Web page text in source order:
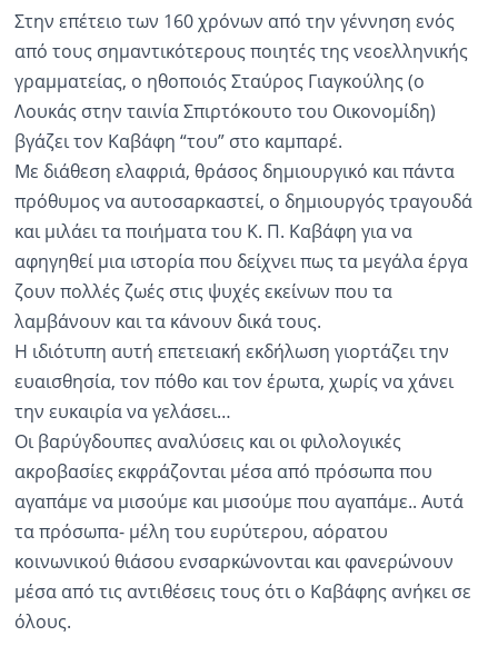
Κόσμος
Ραδιόφωνο
Εκπομπές
Πολιτισμός
Στην επέτειο των 160 χρόνων από την γέννηση ενός
από τους σημαντικότερους ποιητές της νεοελληνικής
γραμματείας, ο ηθοποιός Σταύρος Γιαγκούλης (ο
Λουκάς στην ταινία Σπιρτόκουτο του Οικονομίδη)
βγάζει τον Καβάφη “του” στο καμπαρέ.
Με διάθεση ελαφριά, θράσος δημιουργικό και πάντα
πρόθυμος να αυτοσαρκαστεί, ο δημιουργός τραγουδά
και μιλάει τα ποιήματα του Κ. Π. Καβάφη για να
αφηγηθεί μια ιστορία που δείχνει πως τα μεγάλα έργα
ζουν πολλές ζωές στις ψυχές εκείνων που τα
λαμβάνουν και τα κάνουν δικά τους.
Η ιδιότυπη αυτή επετειακή εκδήλωση γιορτάζει την
ευαισθησία, τον πόθο και τον έρωτα, χωρίς να χάνει
την ευκαιρία να γελάσει…
Οι βαρύγδουπες αναλύσεις και οι φιλολογικές
ακροβασίες εκφράζονται μέσα από πρόσωπα που
αγαπάμε να μισούμε και μισούμε που αγαπάμε.. Αυτά
τα πρόσωπα- μέλη του ευρύτερου, αόρατου
κοινωνικού θιάσου ενσαρκώνονται και φανερώνουν
μέσα από τις αντιθέσεις τους ότι ο Καβάφης ανήκει σε
όλους.